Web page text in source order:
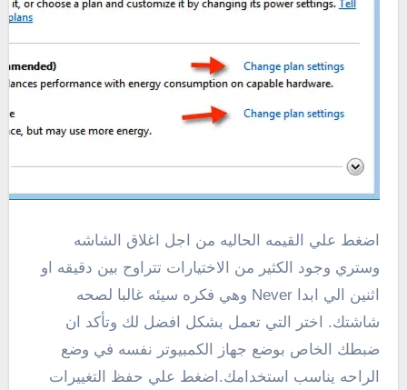
اضغط علي القيمه الحاليه من اجل اغلاق الشاشه
وستري وجود الكثير من الاختيارات تتراوح بين دقيقه او
اثنين الي ابدا Never وهي فكره سيئه غالبا لصحه
شاشتك. اختر التي تعمل بشكل افضل لك وتأكد ان
ضبطك الخاص بوضع جهاز الكمبيوتر نفسه في وضع
الراحه يناسب استخدامك.اضغط علي حفظ التغييرات